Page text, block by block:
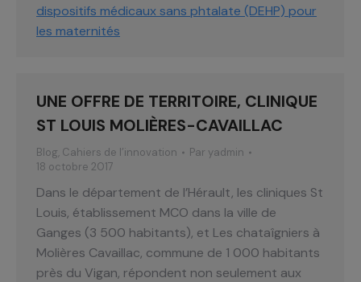
dispositifs médicaux sans phtalate (DEHP) pour
les maternités
UNE OFFRE DE TERRITOIRE, CLINIQUE
ST LOUIS MOLIÈRES-CAVAILLAC
Blog, Cahiers de l’innovation Par yadmin
18 octobre 2017
Dans le département de l’Hérault, les cliniques St
Louis, établissement MCO dans la ville de
Ganges (3 500 habitants), et Les chataîgniers à
Molières Cavaillac, commune de 1 000 habitants
près du Vigan, répondent non seulement aux